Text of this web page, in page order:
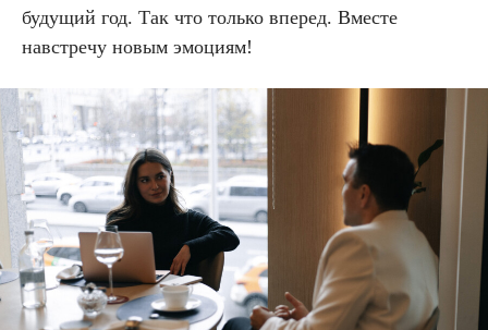
будущий год. Так что только вперед. Вместе
навстречу новым эмоциям!